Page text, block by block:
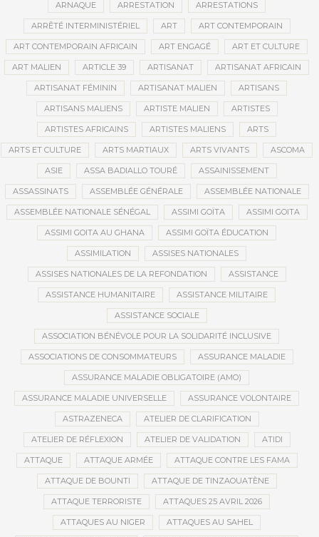
ARNAQUE ARRESTATION ARRESTATIONS
ARRÊTÉ INTERMINISTÉRIEL ART ART CONTEMPORAIN
ART CONTEMPORAIN AFRICAIN ART ENGAGÉ ART ET CULTURE
ART MALIEN ARTICLE 39 ARTISANAT ARTISANAT AFRICAIN
ARTISANAT FÉMININ ARTISANAT MALIEN ARTISANS
ARTISANS MALIENS ARTISTE MALIEN ARTISTES
ARTISTES AFRICAINS ARTISTES MALIENS ARTS
ARTS ET CULTURE ARTS MARTIAUX ARTS VIVANTS ASCOMA
ASIE ASSA BADIALLO TOURÉ ASSAINISSEMENT
ASSASSINATS ASSEMBLÉE GÉNÉRALE ASSEMBLÉE NATIONALE
ASSEMBLÉE NATIONALE SÉNÉGAL ASSIMI GOÏTA ASSIMI GOITA
ASSIMI GOITA AU GHANA ASSIMI GOÏTA ÉDUCATION
ASSIMILATION ASSISES NATIONALES
ASSISES NATIONALES DE LA REFONDATION ASSISTANCE
ASSISTANCE HUMANITAIRE ASSISTANCE MILITAIRE
ASSISTANCE SOCIALE
ASSOCIATION BÉNÉVOLE POUR LA SOLIDARITÉ INCLUSIVE
ASSOCIATIONS DE CONSOMMATEURS ASSURANCE MALADIE
ASSURANCE MALADIE OBLIGATOIRE (AMO)
ASSURANCE MALADIE UNIVERSELLE ASSURANCE VOLONTAIRE
ASTRAZENECA ATELIER DE CLARIFICATION
ATELIER DE RÉFLEXION ATELIER DE VALIDATION ATIDI
ATTAQUE ATTAQUE ARMÉE ATTAQUE CONTRE LES FAMA
ATTAQUE DE BOUNTI ATTAQUE DE TINZAOUATÈNE
ATTAQUE TERRORISTE ATTAQUES 25 AVRIL 2026
ATTAQUES AU NIGER ATTAQUES AU SAHEL